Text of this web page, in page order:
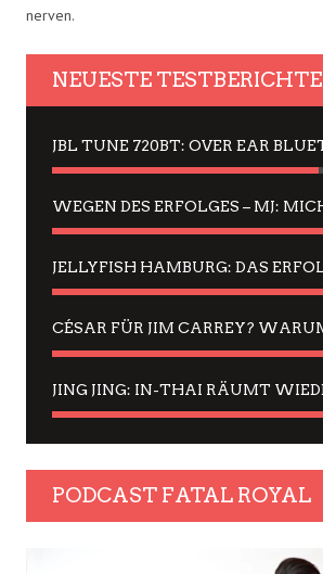
nerven.
NEUESTE TESTBERICHTE
PODCAST FATAL ROYAL